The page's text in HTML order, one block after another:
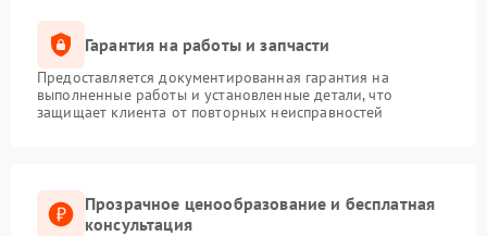
Гарантия на работы и запчасти
Предоставляется документированная гарантия на
выполненные работы и установленные детали, что
защищает клиента от повторных неисправностей
Прозрачное ценообразование и бесплатная
консультация